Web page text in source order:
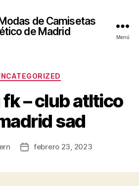
de Camisetas
de Madrid
Menú
Categorías
– club atltico
sad
Fechafebrero 23, 2023